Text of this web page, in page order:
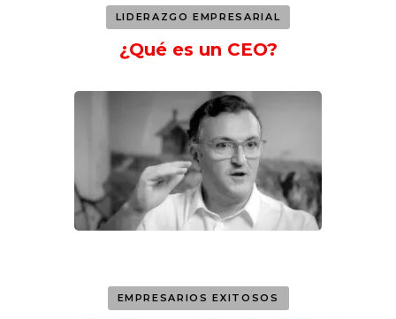
LIDERAZGO EMPRESARIAL
¿Qué es un CEO?
EMPRESARIOS EXITOSOS